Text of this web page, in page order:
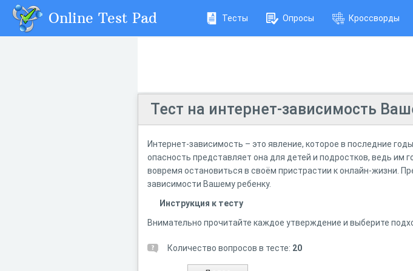
Online Test Pad Тесты Опросы Кроссворды
Тест на интернет-зависимость
Интернет-зависимость – это явление, которое в последние
опасность представляет она для детей и подростков, ведь им
вовремя остановиться в своём пристрастии к онлайн-жизни.
зависимости Вашему ребенку.
Инструкция к тесту
Внимательно прочитайте каждое утверждение и выберите
Количество вопросов в тесте: 20